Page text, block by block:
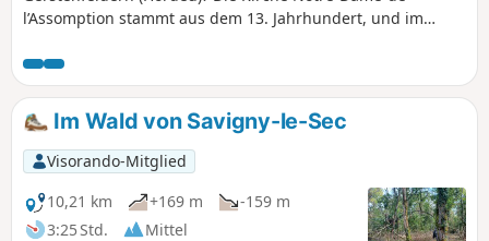
l’Assomption stammt aus dem 13. Jahrhundert, und im
Friedhof befindet sich ein Kalvarienberg aus dem 17.
Jahrhundert mit einer Steintafel. An eine kleine Steinbrücke
angebaut, überspannt das Waschhaus einen Bach. Ein
Spornwehr an der Norges dämpft den Lauf des Wassers,
das nur wenige Schritte entfernt fließt. Eine Römerstraße
durchquerte das Gebiet, und 1967 wurde in einer
Sandgrube ein Schatz an galloromanischen Münzen
entdeckt.
Im Wald von Savigny-le-Sec
Visorando-Mitglied
10,21 km
+169 m
-159 m
3:25 Std.
Mittel